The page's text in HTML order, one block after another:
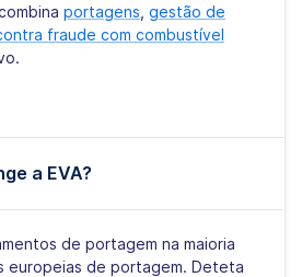
portagens gestão de
fraude com combustível
a EVA?
de portagem na maioria
europeias de portagem. Deteta